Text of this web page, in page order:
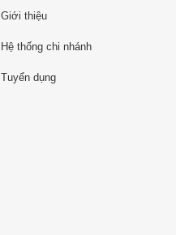
Giới thiệu
Hệ thống chi nhánh
Tuyển dụng